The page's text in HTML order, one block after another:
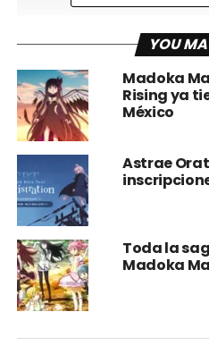
YOU
Madoka
Rising ya
México
Astrae
Toda la
Madoka